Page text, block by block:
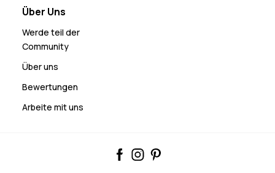
Über Uns
Werde teil der
Community
Über uns
Bewertungen
Arbeite mit uns